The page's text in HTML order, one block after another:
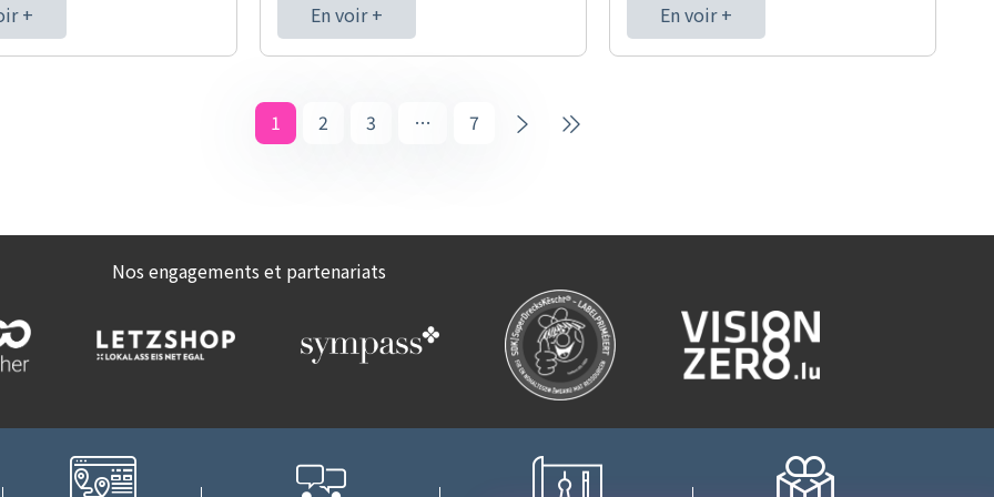
+ En voir + En voir +
1 2 3 … 7
Nos engagements et partenariats